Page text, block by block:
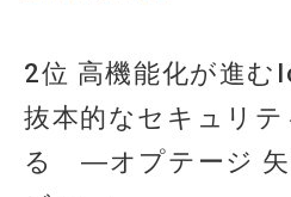
2位 高機能化が進む
抜本的なセキュリテ
る ―オプテージ 矢